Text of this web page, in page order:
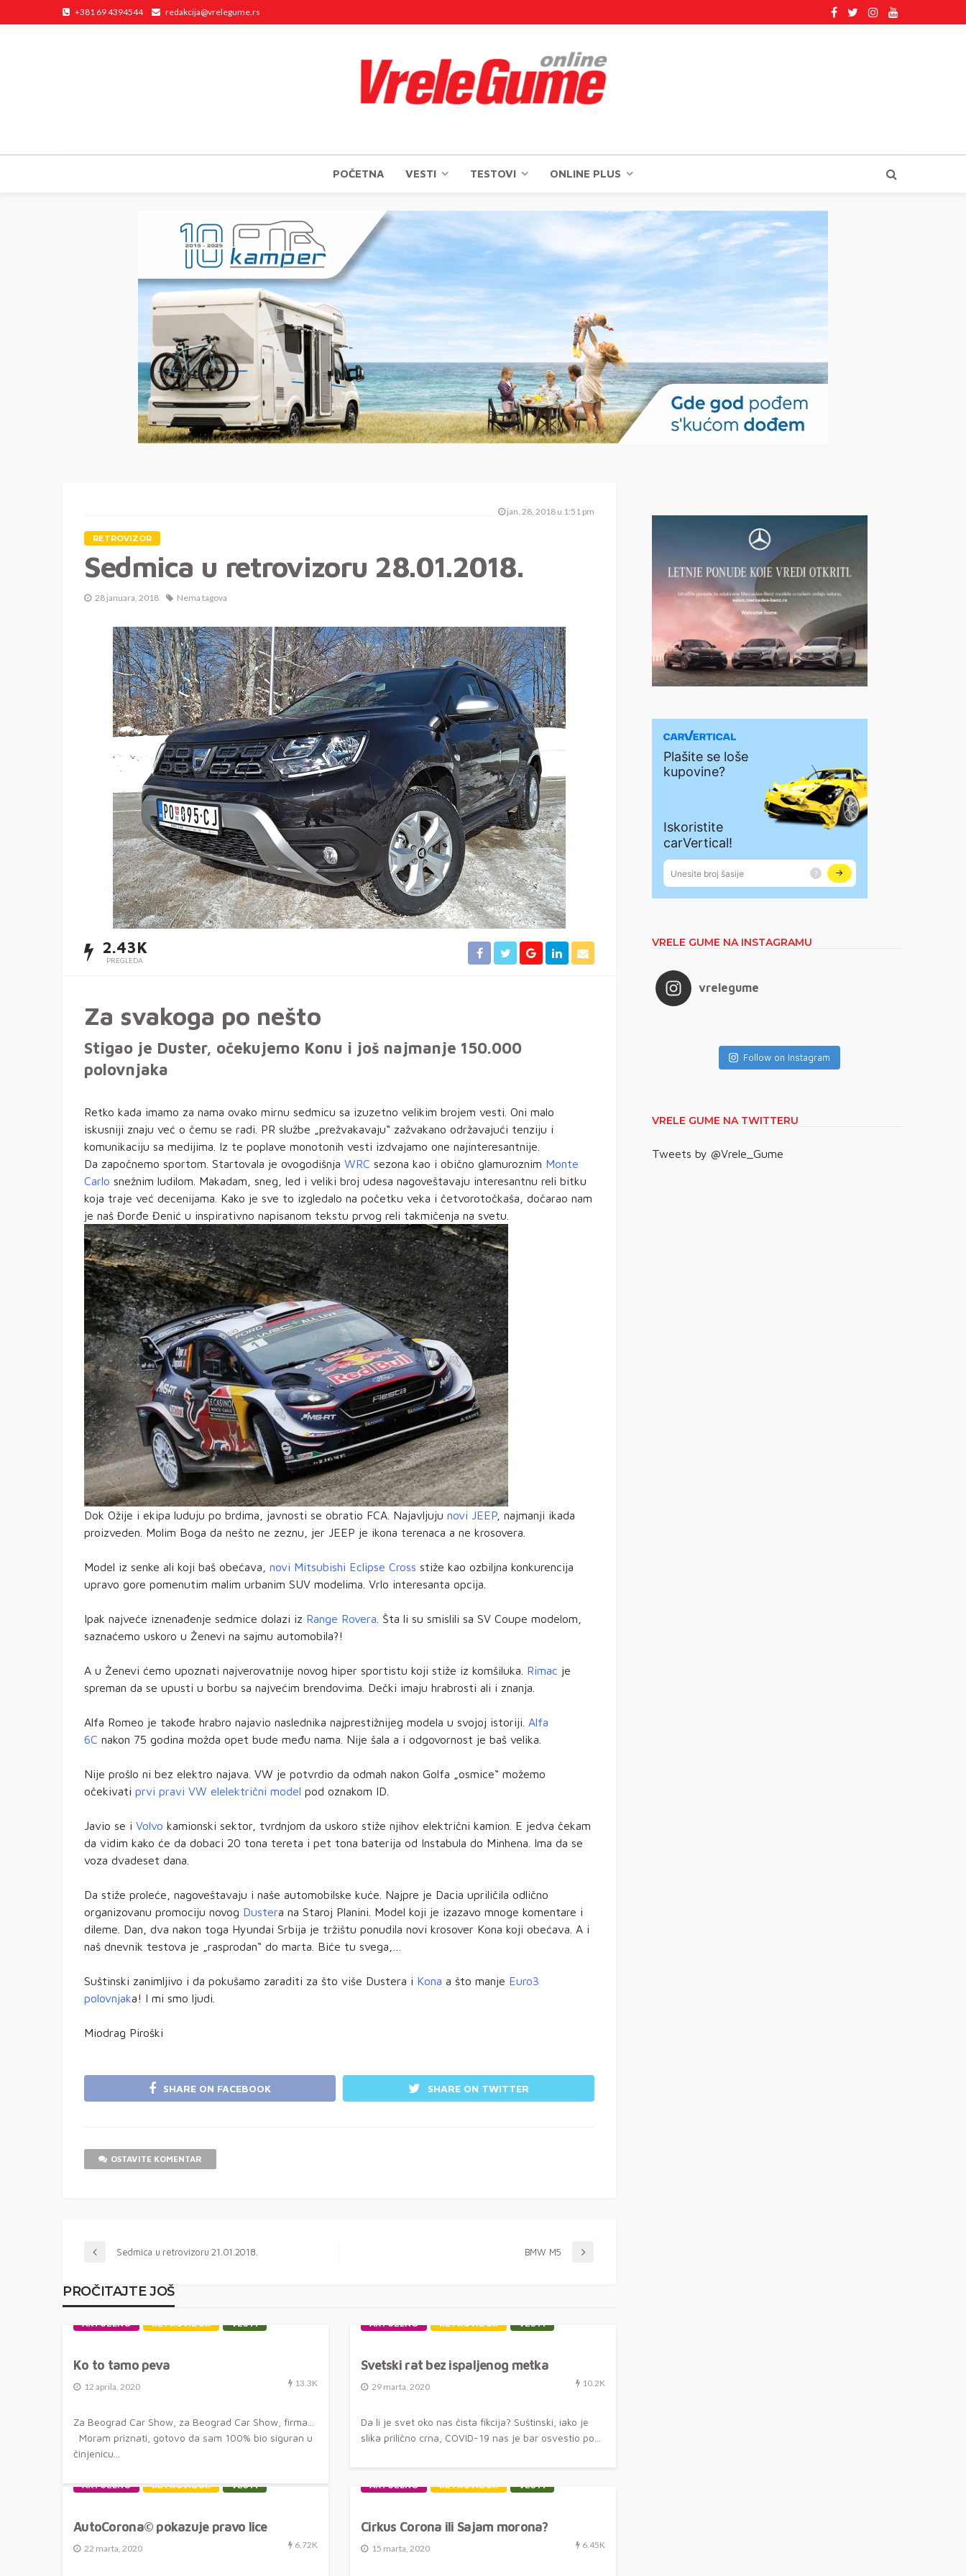
+381 69 4394544 redakcija@vrelegume.rs
POČETNA VESTI TESTOVI ONLINE PLUS
jan. 28, 2018 u 1:51 pm
RETROVIZOR
Sedmica u retrovizoru 28.01.2018.
28 januara, 2018 Nema tagova
2.43K
PREGLEDA
Za svakoga po nešto
Stigao je Duster, očekujemo Konu i još najmanje 150.000
polovnjaka
Retko kada imamo za nama ovako mirnu sedmicu sa izuzetno velikim brojem vesti. Oni malo
iskusniji znaju već o čemu se radi. PR službe „prežvakavaju“ zažvakano održavajući tenziju i
komunikaciju sa medijima. Iz te poplave monotonih vesti izdvajamo one najinteresantnije.
Da započnemo sportom. Startovala je ovogodišnja WRC sezona kao i obično glamuroznim Monte
Carlo snežnim ludilom. Makadam, sneg, led i veliki broj udesa nagoveštavaju interesantnu reli bitku
koja traje već decenijama. Kako je sve to izgledalo na početku veka i četvorotočkaša, dočarao nam
je naš Đorđe Đenić u inspirativno napisanom tekstu prvog reli takmičenja na svetu.
Dok Ožije i ekipa luduju po brdima, javnosti se obratio FCA. Najavljuju novi JEEP, najmanji ikada
proizveden. Molim Boga da nešto ne zeznu, jer JEEP je ikona terenaca a ne krosovera.
Model iz senke ali koji baš obećava, novi Mitsubishi Eclipse Cross stiže kao ozbiljna konkurencija
upravo gore pomenutim malim urbanim SUV modelima. Vrlo interesanta opcija.
Ipak najveće iznenađenje sedmice dolazi iz Range Rovera . Šta li su smislili sa SV Coupe modelom,
saznaćemo uskoro u Ženevi na sajmu automobila?!
A u Ženevi ćemo upoznati najverovatnije novog hiper sportistu koji stiže iz komšiluka. Rimac je
spreman da se upusti u borbu sa najvećim brendovima. Dečki imaju hrabrosti ali i znanja.
Alfa Romeo je takođe hrabro najavio naslednika najprestižnijeg modela u svojoj istoriji. Alfa
6C nakon 75 godina možda opet bude među nama. Nije šala a i odgovornost je baš velika.
Nije prošlo ni bez elektro najava. VW je potvrdio da odmah nakon Golfa „osmice“ možemo
očekivati prvi pravi VW elelektrični model pod oznakom ID.
Javio se i Volvo kamionski sektor, tvrdnjom da uskoro stiže njihov električni kamion. E jedva čekam
da vidim kako će da dobaci 20 tona tereta i pet tona baterija od Instabula do Minhena. Ima da se
voza dvadeset dana.
Da stiže proleće, nagoveštavaju i naše automobilske kuće. Najpre je Dacia upriličila odlično
organizovanu promociju novog Dustera na Staroj Planini. Model koji je izazavo mnoge komentare i
dileme. Dan, dva nakon toga Hyundai Srbija je tržištu ponudila novi krosover Kona koji obećava. A i
naš dnevnik testova je „rasprodan“ do marta. Biće tu svega,…
Suštinski zanimljivo i da pokušamo zaraditi za što više Dustera i Kona a što manje Euro3
polovnjaka! I mi smo ljudi.
Miodrag Piroški
SHARE ON FACEBOOK SHARE ON TWITTER
OSTAVITE KOMENTAR
Sedmica u retrovizoru 21.01.2018. BMW M5
PROČITAJTE JOŠ
AKTUELNO RETROVIZOR VESTI
Ko to tamo peva
12 aprila, 2020 13.3K
Za Beograd Car Show, za Beograd Car Show, firma...
Moram priznati, gotovo da sam 100% bio siguran u
činjenicu...
AKTUELNO RETROVIZOR VESTI
Svetski rat bez ispaljenog metka
29 marta, 2020 10.2K
Da li je svet oko nas čista fikcija? Suštinski, iako je
slika prilično crna, COVID-19 nas je bar osvestio po...
AKTUELNO RETROVIZOR VESTI
AutoCorona© pokazuje pravo lice
22 marta, 2020 6.72K
AKTUELNO RETROVIZOR VESTI
Cirkus Corona ili Sajam morona?
15 marta, 2020 6.45K
VRELE GUME NA INSTAGRAMU
vrelegume
Follow on Instagram
VRELE GUME NA TWITTERU
Tweets by @Vrele_Gume